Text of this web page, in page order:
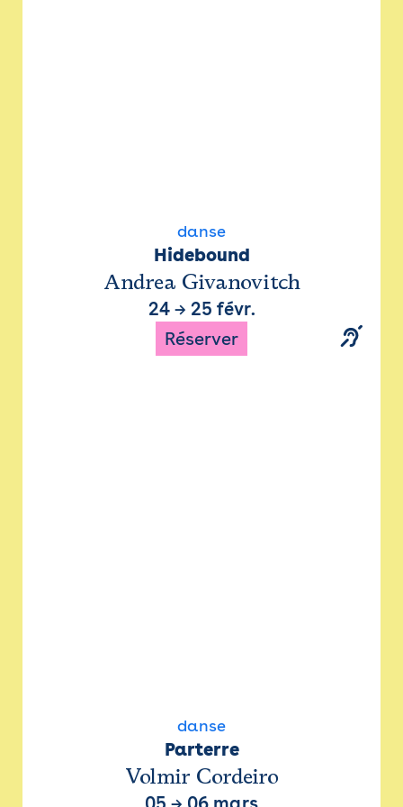
danse
Hidebound
Andrea Givanovitch
24→ 25 févr.
Réserver
danse
Parterre
Volmir Cordeiro